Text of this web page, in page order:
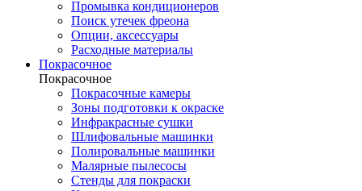
Промывка кондиционеров
Поиск утечек фреона
Опции, аксессуары
Расходные материалы
Покрасочное
Покрасочное
Покрасочные камеры
Зоны подготовки к окраске
Инфракрасные сушки
Шлифовальные машинки
Полировальные машинки
Малярные пылесосы
Стенды для покраски